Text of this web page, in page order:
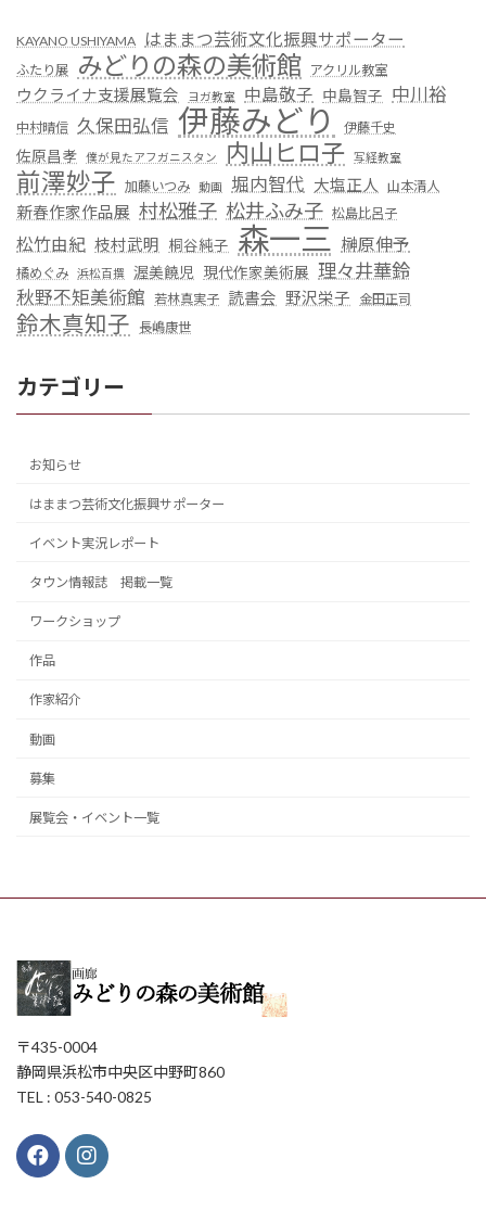
KAYANO USHIYAMA はままつ芸術文化振興サポーター
ふたり展 みどりの森の美術館 アクリル教室
ウクライナ支援展覧会 ヨガ教室 中島敬子 中島智子 中川裕
中村晴信 久保田弘信 伊藤みどり 伊藤千史
佐原昌孝 僕が見たアフガニスタン 内山ヒロ子 写経教室
前澤妙子 加藤いつみ 動画 堀内智代 大塩正人 山本清人
新春作家作品展 村松雅子 松井ふみ子 松島比呂子
松竹由紀 枝村武明 桐谷純子 森一三 榊原伸予
橘めぐみ 浜松百撰 渥美饒児 現代作家美術展 理々井華鈴
秋野不矩美術館 若林真実子 読書会 野沢栄子 金田正司
鈴木真知子 長嶋康世
カテゴリー
お知らせ
はままつ芸術文化振興サポーター
イベント実況レポート
タウン情報誌 掲載一覧
ワークショップ
作品
作家紹介
動画
募集
展覧会・イベント一覧
〒435-0004
静岡県浜松市中央区中野町860
TEL : 053-540-0825